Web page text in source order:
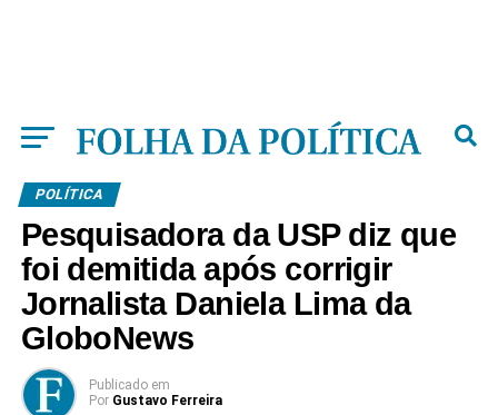
POLÍTICA
Pesquisadora da USP diz que
foi demitida após corrigir
Jornalista Daniela Lima da
GloboNews
Publicado em
Por Gustavo Ferreira